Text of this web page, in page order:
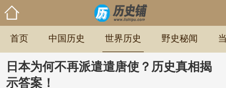
首页 中国历史 世界历史 野史秘闻
日本为何不再派遣遣唐使？历史真相揭
示答案！